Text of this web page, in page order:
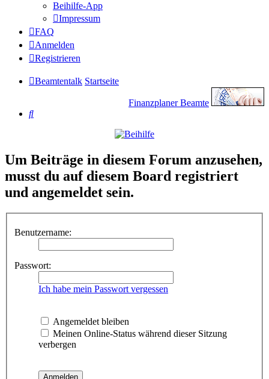
Beihilfe-App
Impressum
FAQ
Anmelden
Registrieren
Beamtentalk Startseite
Finanzplaner Beamte
Suche
Um Beiträge in diesem Forum anzusehen,
musst du auf diesem Board registriert
und angemeldet sein.
Benutzername:
Passwort:
Ich habe mein Passwort vergessen
Angemeldet bleiben
Meinen Online-Status während dieser Sitzung
verbergen